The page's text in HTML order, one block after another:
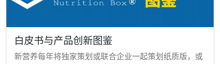
白皮书与产品创新图鉴
新营养每年将独家策划或联合企业一起策划纸质版，或